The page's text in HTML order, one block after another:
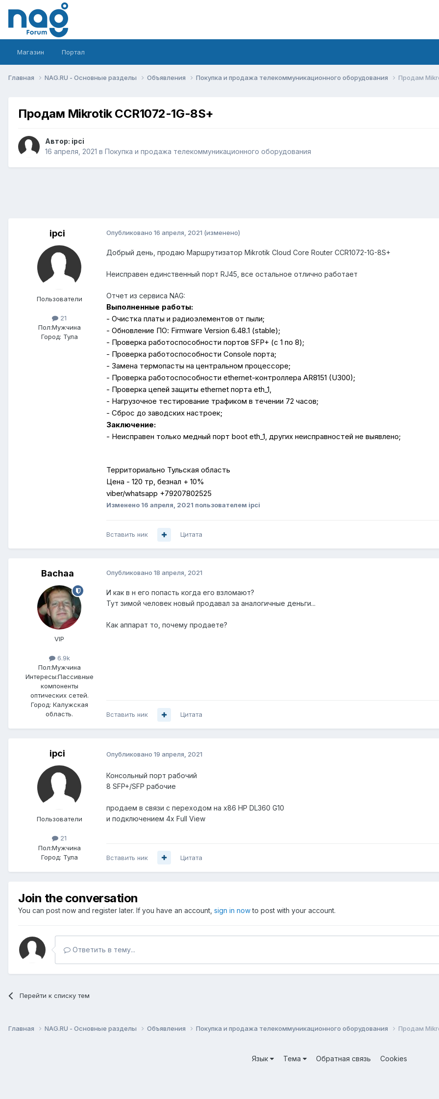
Магазин Портал
Главная NAG.RU - Основные разделы Объявления Покупка и продажа телекоммуникационного оборудования Продам
Продам Mikrotik CCR1072-1G-8S+
Автор: ipci
16 апреля, 2021 в Покупка и продажа телекоммуникационного оборудования
ipci
Пользователи
21
Пол:Мужчина
Город: Тула
Опубликовано 16 апреля, 2021 (изменено)
Добрый день, продаю Маршрутизатор Mikrotik Cloud Core Router CCR1072-1G-8S+
Неисправен единственный порт RJ45, все остальное отлично работает
Отчет из сервиса NAG:
Выполненные работы:
- Очистка платы и радиоэлементов от пыли;
- Обновление ПО: Firmware Version 6.48.1 (stable);
- Проверка работоспособности портов SFP+ (с 1 по 8);
- Проверка работоспособности Console порта;
- Замена термопасты на центральном процессоре;
- Проверка работоспособности ethernet-контроллера AR8151 (U300);
- Проверка цепей защиты ethernet порта eth_1,
- Нагрузочное тестирование трафиком в течении 72 часов;
- Сброс до заводских настроек;
Заключение:
- Неисправен только медный порт boot eth_1, других неисправностей не выявлено;
Территориально Тульская область
Цена - 120 тр, безнал + 10%
viber/whatsapp +79207802525
Изменено 16 апреля, 2021 пользователем ipci
Вставить ник Цитата
Bachaa
VIP
6.9k
Пол:Мужчина
Интересы:Пассивные
компоненты
оптических сетей.
Город: Калужская
область.
Опубликовано 18 апреля, 2021
И как в н его попасть когда его взломают?
Тут зимой человек новый продавал за аналогичные деньги...
Как аппарат то, почему продаете?
Вставить ник Цитата
ipci
Пользователи
21
Пол:Мужчина
Город: Тула
Опубликовано 19 апреля, 2021
Консольный порт рабочий
8 SFP+/SFP рабочие
продаем в связи с переходом на x86 HP DL360 G10
и подключением 4х Full View
Вставить ник Цитата
Join the conversation
You can post now and register later. If you have an account, sign in nowto post with your account.
Ответить в тему...
Перейти к списку тем
Главная NAG.RU - Основные разделы Объявления Покупка и продажа телекоммуникационного оборудования Продам
Язык Тема Обратная связь
Cookies